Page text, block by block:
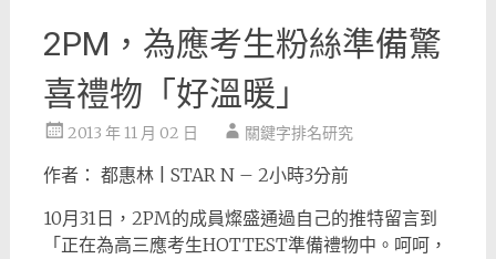
2PM，為應考生粉絲準備驚
喜禮物「好溫暖」
2013 年 11 月 02 日 關鍵字排名研究
作者： 都惠林 | STAR N – 2小時3分前
10月31日，2PM的成員燦盛通過自己的推特留言到
「正在為高三應考生HOTTEST準備禮物中。呵呵，